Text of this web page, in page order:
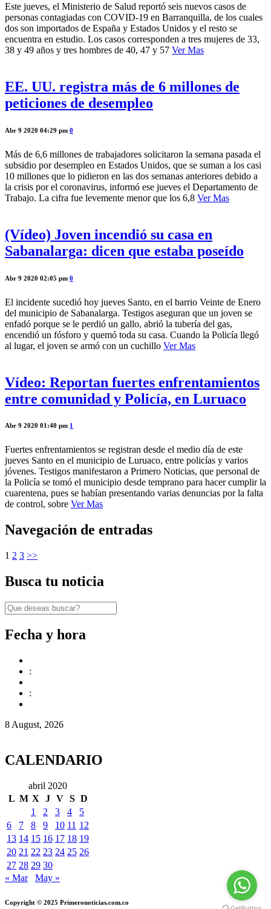
Este jueves, el Ministerio de Salud reportó seis nuevos casos de
personas contagiadas con COVID-19 en Barranquilla, de los cuales
dos son importados de España y Estados Unidos y el resto se
encuentra en estudio. Los casos corresponden a tres mujeres de 33,
38 y 49 años y tres hombres de 40, 47 y 57 Ver Mas
EE. UU. registra más de 6 millones de
peticiones de desempleo
Abr 9 2020 04:29 pm 0
Más de 6,6 millones de trabajadores solicitaron la semana pasada el
subsidio por desempleo en Estados Unidos, que se suman a los casi
10 millones que lo pidieron en las dos semanas anteriores debido a
la crisis por el coronavirus, informó ese jueves el Departamento de
Trabajo. La cifra fue levemente menor que los 6,8 Ver Mas
(Vídeo) Joven incendió su casa en
Sabanalarga: dicen que estaba poseído
Abr 9 2020 02:05 pm 0
El incidente sucedió hoy jueves Santo, en el barrio Veinte de Enero
del municipio de Sabanalarga. Testigos aseguran que un joven se
enfadó porque se le perdió un gallo, abrió la tubería del gas,
encendió un fósforo y quemó toda su casa. Cuando la Policía llegó
al lugar, el joven se armó con un cuchillo Ver Mas
Vídeo: Reportan fuertes enfrentamientos
entre comunidad y Policía, en Luruaco
Abr 9 2020 01:40 pm 1
Fuertes enfrentamientos se registran desde el medio día de este
jueves Santo en el municipio de Luruaco, entre policías y varios
jóvenes. Testigos manifestaron a Primero Noticias, que personal de
la Policía se tomó el municipio desde temprano para hacer cumplir la
cuarentena, pues se habían presentando varias denuncias por la falta
de control, sobre Ver Mas
Navegación de entradas
1 2 3 >>
Busca tu noticia
Fecha y hora
:
:
8 August, 2026
CALENDARIO
abril 2020
L M X J V S D
1
2 3 4
5
6
7 8 9 10 11 12
13 14 15 16 17 18 19
20 21 22 23 24 25 26
27 28 29 30
« Mar
May »
Copyright © 2025 Primeronoticias.com.co